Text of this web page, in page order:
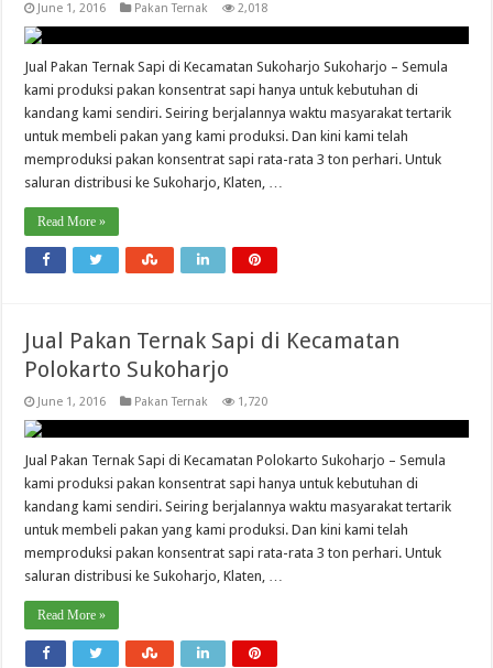
June 1, 2016 Pakan Ternak 2,018
Jual Pakan Ternak Sapi di Kecamatan Sukoharjo Sukoharjo – Semula
kami produksi pakan konsentrat sapi hanya untuk kebutuhan di
kandang kami sendiri. Seiring berjalannya waktu masyarakat tertarik
untuk membeli pakan yang kami produksi. Dan kini kami telah
memproduksi pakan konsentrat sapi rata-rata 3 ton perhari. Untuk
saluran distribusi ke Sukoharjo, Klaten, …
Read More »
Jual Pakan Ternak Sapi di Kecamatan
Polokarto Sukoharjo
June 1, 2016 Pakan Ternak 1,720
Jual Pakan Ternak Sapi di Kecamatan Polokarto Sukoharjo – Semula
kami produksi pakan konsentrat sapi hanya untuk kebutuhan di
kandang kami sendiri. Seiring berjalannya waktu masyarakat tertarik
untuk membeli pakan yang kami produksi. Dan kini kami telah
memproduksi pakan konsentrat sapi rata-rata 3 ton perhari. Untuk
saluran distribusi ke Sukoharjo, Klaten, …
Read More »